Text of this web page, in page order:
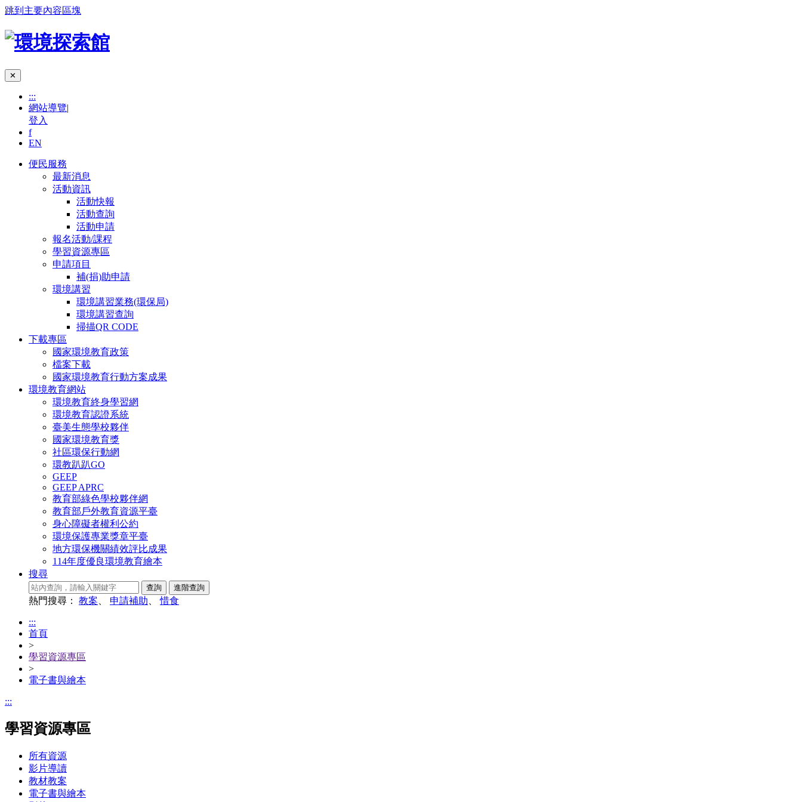
跳到主要內容區塊
✕
:::
網站導覽|
登入
f
EN
便民服務
最新消息
活動資訊
活動快報
活動查詢
活動申請
報名活動/課程
學習資源專區
申請項目
補(捐)助申請
環境講習
環境講習業務(環保局)
環境講習查詢
掃描QR CODE
下載專區
國家環境教育政策
檔案下載
國家環境教育行動方案成果
環境教育網站
環境教育終身學習網
環境教育認證系統
臺美生態學校夥伴
國家環境教育獎
社區環保行動網
環教趴趴GO
GEEP
GEEP APRC
教育部綠色學校夥伴網
教育部戶外教育資源平臺
身心障礙者權利公約
環境保護專業獎章平臺
地方環保機關績效評比成果
114年度優良環境教育繪本
搜尋
熱門搜尋： 教案 申請補助 、惜食
:::
首頁
>
學習資源專區
>
電子書與繪本
:::
學習資源專區
所有資源
影片導讀
教材教案
電子書與繪本